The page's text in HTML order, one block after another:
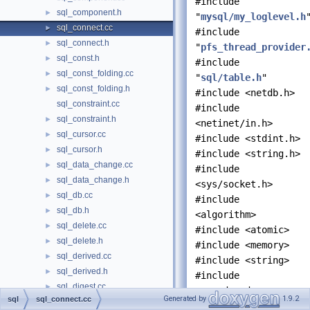
► sql_component.h
► sql_connect.cc
► sql_connect.h
► sql_const.h
► sql_const_folding.cc
►
sql_const_folding.h
sql_constraint.cc
► sql_constraint.h
► sql_cursor.cc
► sql_cursor.h
► sql_data_change.cc
► sql_data_change.h
► sql_db.cc
► sql_db.h
► sql_delete.cc
► sql_delete.h
► sql_derived.cc
► sql_derived.h
► sql_digest.cc
► sql_digest.h
"mysql/my_loglevel.h
#include
"
#include
"sql/table.h"
#include <netdb.h>
#include
<netinet/in.h>
#include <stdint.h>
#include <string.h>
#include
<sys/socket.h>
#include
<algorithm>
#include <atomic>
#include <memory>
#include <string>
#include
<unordered_map>
#include <utility>
sql sql_connect.cc Generated by 1.9.2